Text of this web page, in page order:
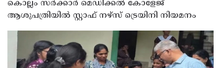
കൊല്ലം സർക്കാർ മെഡിക്കൽ കോളേജ്
ആശുപത്രിയിൽ സ്റ്റാഫ് നഴ്‌സ് ട്രെയിനി നിയമനം